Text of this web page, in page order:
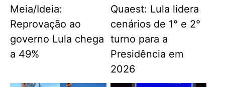
Meia/Ideia:
Reprovação ao
governo Lula chega
a 49%
Quaest: Lula lidera
cenários de 1° e 2°
turno para a
Presidência em
2026